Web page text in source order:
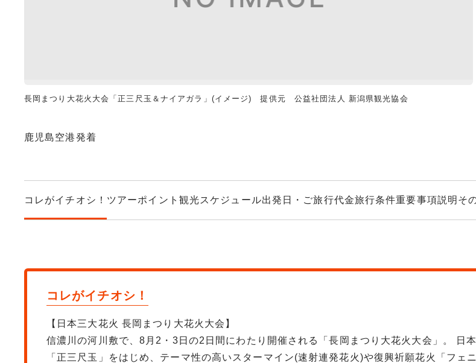
長岡まつり大花火大会「正三尺玉＆ナイアガラ」(イメージ) 提供元 公益社団法人 新潟県観光協会
鹿児島空港発着
コレがイチオシ！ ツアーポイント 観光スケジュール出発日・ご旅行代金旅行条件重要事項説明 そ
コレがイチオシ！
【日本三大花火 長岡まつり大花火大会】
信濃川の河川敷で、8月2・3日の2日間にわたり開催される「長岡まつり大花火大会」。 日
「正三尺玉」をはじめ、テーマ性の高いスターマイン(速射連発花火)や復興祈願花火「フェニ